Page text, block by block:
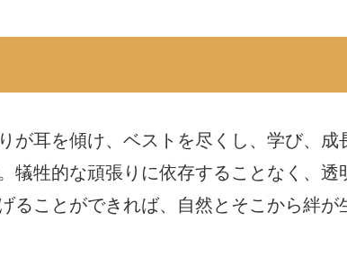
が耳を傾け、ベストを尽くし、学び、成
犠牲的な頑張りに依存することなく、透
ることができれば、自然とそこから絆が